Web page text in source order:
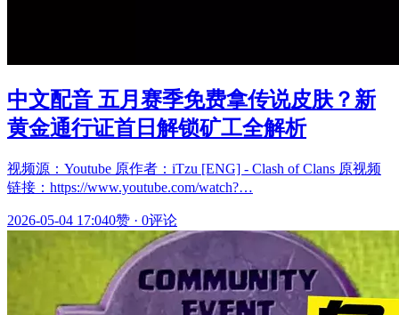
中文配音 五月赛季免费拿传说皮肤？新
黄金通行证首日解锁矿工全解析
视频源：Youtube 原作者：iTzu [ENG] - Clash of Clans 原视频
链接：https://www.youtube.com/watch?…
2026-05-04 17:040赞 · 0评论